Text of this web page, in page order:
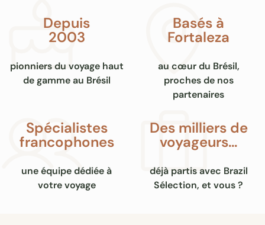
Depuis
2003
pionniers du voyage haut
de gamme au Brésil
Basés à
Fortaleza
au cœur du Brésil,
proches de nos
partenaires
Spécialistes
francophones
une équipe dédiée à
votre voyage
Des milliers de
voyageurs…
déjà partis avec Brazil
Sélection, et vous ?